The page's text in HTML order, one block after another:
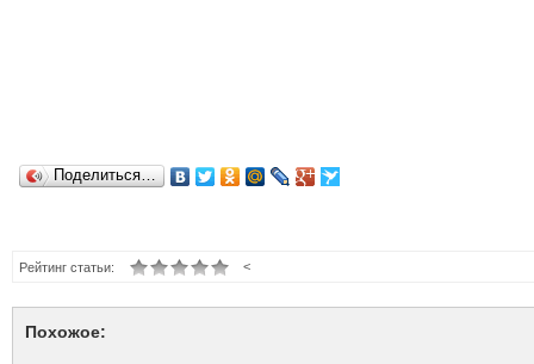
Поделиться…
<
Рейтинг статьи:
Похожое: